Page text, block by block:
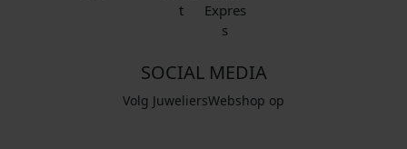
SOCIAL MEDIA
Volg JuweliersWebshop op